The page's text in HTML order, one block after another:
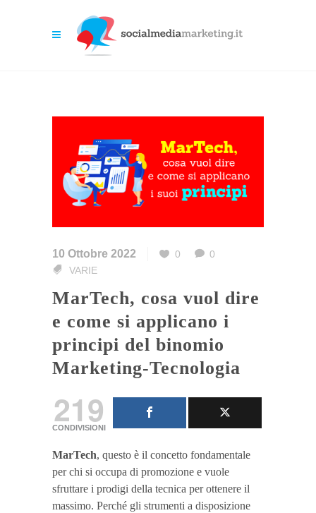
10 Ottobre 2022 0
0
VARIE
MarTech, cosa vuol dire
e come si applicano i
principi del binomio
Marketing-Tecnologia
219
CONDIVISIONI
MarTech, questo è il concetto fondamentale
per chi si occupa di promozione e vuole
sfruttare i prodigi della tecnica per ottenere il
massimo. Perché gli strumenti a disposizione